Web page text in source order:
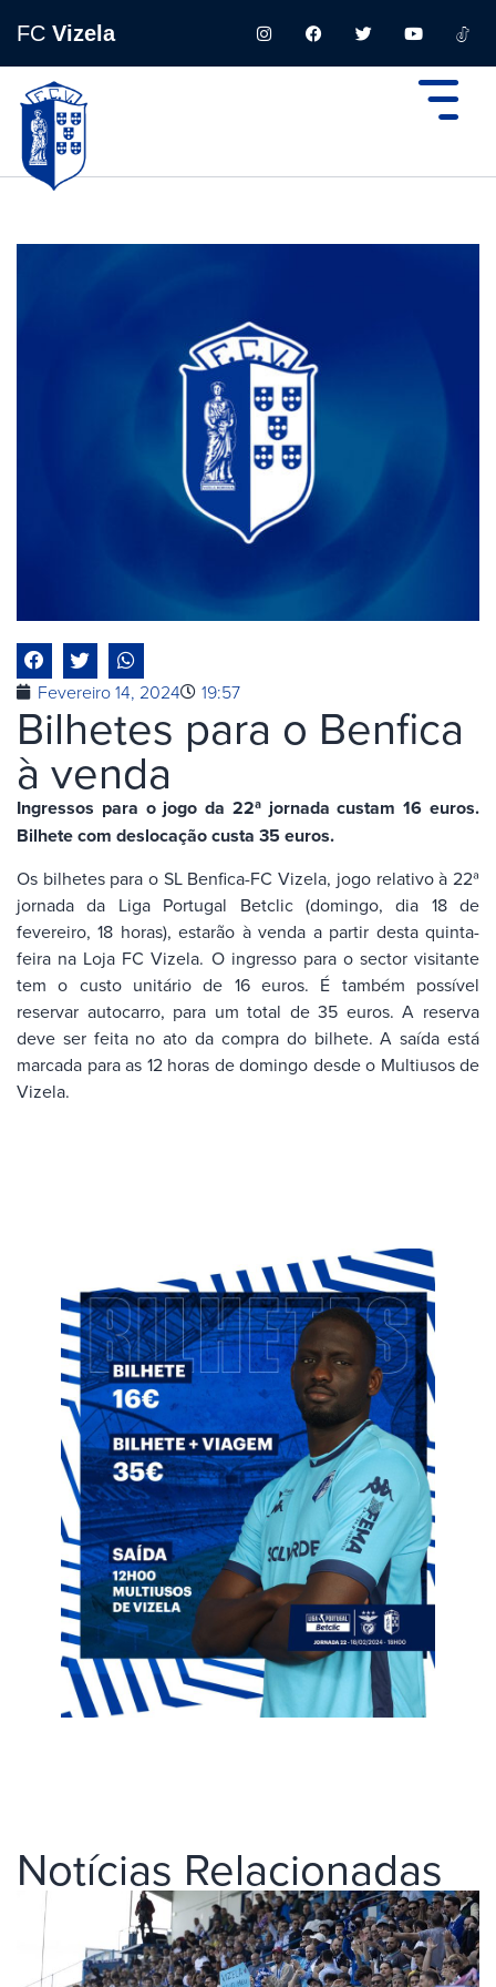
FC Vizela
Fevereiro 14, 2024 19:57
Bilhetes para o Benfica
à venda
Ingressos para o jogo da 22ª jornada custam 16 euros.
Bilhete com deslocação custa 35 euros.
Os bilhetes para o SL Benfica-FC Vizela, jogo relativo à 22ª
jornada da Liga Portugal Betclic (domingo, dia 18 de
fevereiro, 18 horas), estarão à venda a partir desta quinta-
feira na Loja FC Vizela. O ingresso para o sector visitante
tem o custo unitário de 16 euros. É também possível
reservar autocarro, para um total de 35 euros. A reserva
deve ser feita no ato da compra do bilhete. A saída está
marcada para as 12 horas de domingo desde o Multiusos de
Vizela.
Notícias Relacionadas